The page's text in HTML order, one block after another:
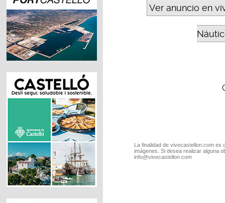
Ver anuncio en
La finalidad de vivecastellon.com
imágenes. Si desea realizar alguna
info@vivecastellon.com